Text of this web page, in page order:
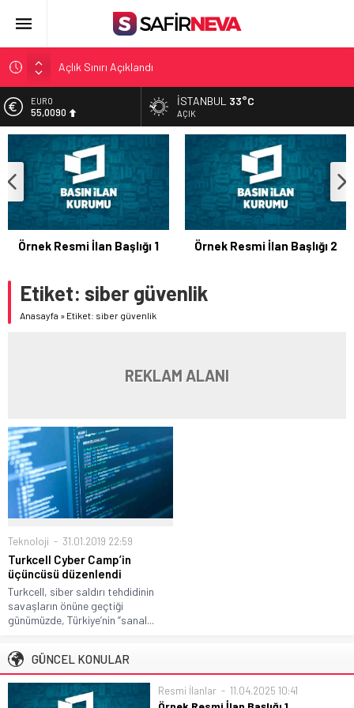
Açlık Sınırı Açıklandı
Öğretmenlere Kötü Haber
FETÖ’nün kritik ismi tutuklandı
Son dakika… İstanbul’da trafik felç
Yunanistan Başbakanı Çipras Türkiye’ye gelecek
EURO
55,0090
ALTIN
6.415,36
BİST
13.603,26
DOLAR
47,5766
İSTANBUL 33°C
AÇIK
Örnek Resmi İlan Başlığı 1 Örnek Resmi İlan Başlığı 2
Etiket: siber güvenlik
Anasayfa » Etiket: siber güvenlik
REKLAM ALANI
Teknoloji 31.01.2019 22:59
Turkcell Cyber Camp’in
üçüncüsü düzenlendi
Turkcell, siber saldırı tehdidinin
savaşların önüne geçtiği
günümüzde, Türkiye’nin “sanal...
GÜNCEL KONULAR
Resmi İlanlar 11.04.2025 10:41